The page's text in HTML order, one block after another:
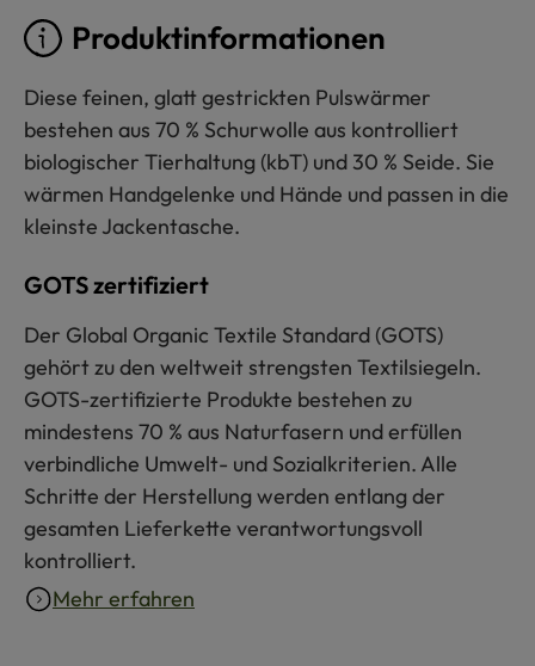
Produktinformationen
Diese feinen, glatt gestrickten Pulswärmer
bestehen aus 70 % Schurwolle aus kontrolliert
biologischer Tierhaltung (kbT) und 30 % Seide. Sie
wärmen Handgelenke und Hände und passen in die
kleinste Jackentasche.
GOTS zertifiziert
Der Global Organic Textile Standard (GOTS)
gehört zu den weltweit strengsten Textilsiegeln.
GOTS-zertifizierte Produkte bestehen zu
mindestens 70 % aus Naturfasern und erfüllen
verbindliche Umwelt- und Sozialkriterien. Alle
Schritte der Herstellung werden entlang der
gesamten Lieferkette verantwortungsvoll
kontrolliert.
Mehr erfahren